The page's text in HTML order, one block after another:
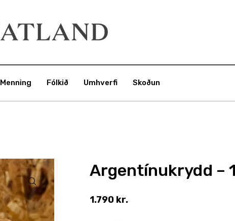
Menning Fólkið Umhverfi Skoðun
Argentínukrydd –
1.790 kr.